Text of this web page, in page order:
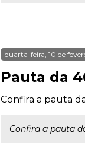
quarta-feira, 10 de
Pauta da
Confira a pauta
Confira a pauta